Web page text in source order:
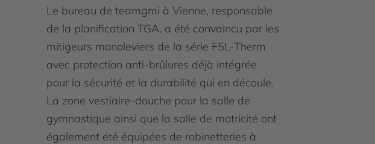
Le bureau de teamgmi à Vienne, responsable
de la planification TGA, a été convaincu par les
mitigeurs monoleviers de la série F5L-Therm
avec protection anti-brûlures déjà intégrée
pour la sécurité et la durabilité qui en découle.
La zone vestiaire-douche pour la salle de
gymnastique ainsi que la salle de motricité ont
également été équipées de robinetteries à